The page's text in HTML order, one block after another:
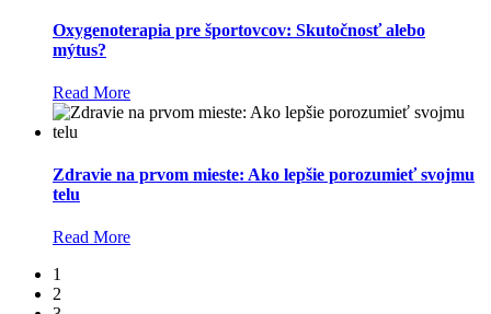
Oxygenoterapia pre športovcov: Skutočnosť alebo
mýtus?
Read More
Zdravie na prvom mieste: Ako lepšie porozumieť svojmu
telu
Read More
1
2